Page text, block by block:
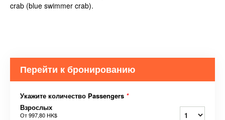
crab (blue swimmer crab).
Перейти к бронированию
Укажите количество Passengers *
Взрослых
От997,80 HK$